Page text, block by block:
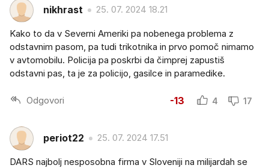
nikhrast 25. 07. 2024 18.21
Kako to da v Severni Ameriki pa nobenega problema z
odstavnim pasom, pa tudi trikotnika in prvo pomoč nimamo
v avtomobilu. Policija pa poskrbi da čimprej zapustiš
odstavni pas, ta je za policijo, gasilce in paramedike.
Odgovori -13 4 17
periot22 25. 07. 2024 17.51
DARS najbolj nesposobna firma v Sloveniji na milijardah se